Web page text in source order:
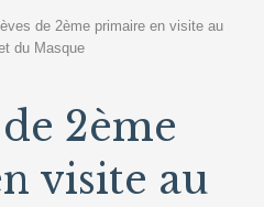
de 2ème primaire en visite au
du Masque
2ème
visite au